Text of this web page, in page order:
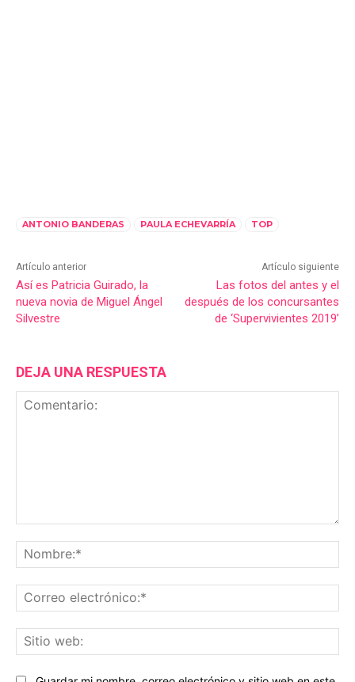
ANTONIO BANDERAS PAULA ECHEVARRÍA TOP
Artículo anterior
Así es Patricia Guirado, la
nueva novia de Miguel Ángel
Silvestre
Artículo siguiente
Las fotos del antes y el
después de los concursantes
de ‘Supervivientes 2019’
DEJA UNA RESPUESTA